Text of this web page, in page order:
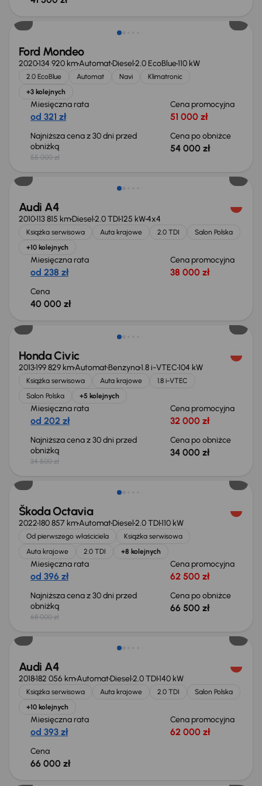
Taniej o 1 000 zł
Ford Mondeo
2020134 920 kmAutomatDiesel2.0 EcoBlue110 kW
2.0 EcoBlue Automat Navi
Klimatronic
+3 kolejnych
Miesięczna rata
od 321 zł
Cena promocyjna
51 000 zł
Najniższa cena z 30 dni przed
obniżką
55 000 zł
Cena po obniżce
54 000 zł
Audi A4
2010113 815 kmDiesel2.0 TDI125 kW4x4
Książka serwisowa Auta krajowe 2.0 TDI
Salon Polska
+10 kolejnych
Miesięczna rata
od 238 zł
Cena promocyjna
38 000 zł
Cena
40 000 zł
Honda Civic
2013199 829 kmAutomatBenzyna1.8 i-VTEC104 kW
Książka serwisowa Auta krajowe
1.8 i-VTEC
Salon Polska
+5 kolejnych
Miesięczna rata
od 202 zł
Cena promocyjna
32 000 zł
Najniższa cena z 30 dni przed
obniżką
34 500 zł
Cena po obniżce
34 000 zł
Świeżo skupione
Škoda Octavia
2022180 857 kmAutomatDiesel2.0 TDI110 kW
Od pierwszego właściciela
Książka serwisowa
Auta krajowe
2.0 TDI +8 kolejnych
Miesięczna rata
od 396 zł
Cena promocyjna
62 500 zł
Najniższa cena z 30 dni przed
obniżką
68 000 zł
Cena po obniżce
66 500 zł
Audi A4
2018182 056 kmAutomatDiesel2.0 TDI140 kW
Książka serwisowa Auta krajowe 2.0 TDI
Salon Polska
+10 kolejnych
Miesięczna rata
od 393 zł
Cena promocyjna
62 000 zł
Cena
66 000 zł